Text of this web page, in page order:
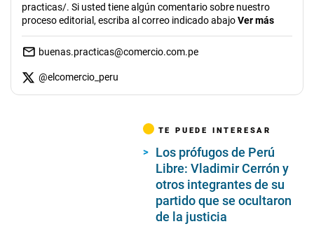
practicas/. Si usted tiene algún comentario sobre nuestro
proceso editorial, escriba al correo indicado abajoVer más
buenas.practicas@comercio.com.pe
@elcomercio_peru
TE PUEDE INTERESAR
Los prófugos de Perú
Libre: Vladimir Cerrón y
otros integrantes de su
partido que se ocultaron
de la justicia